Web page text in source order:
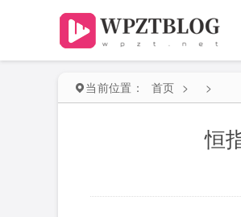
当前位置： 首页 > >
恒